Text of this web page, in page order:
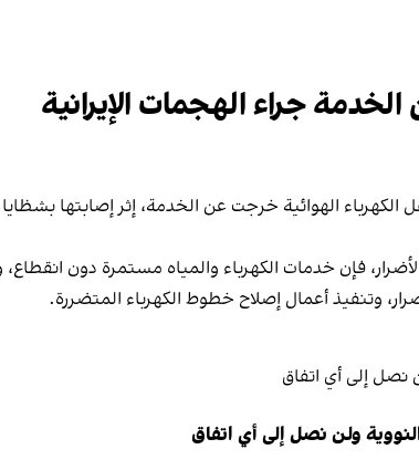
جراء الهجمات الإيرانية
الكهرباء الهوائية خرجت عن الخدمة، إثر إصابتها
فإن خدمات الكهرباء والمياه مستمرة دون انقطاع،
وتنفيذ أعمال إصلاح خطوط الكهرباء المتضررة.
ولن نصل إلى أي اتفاق